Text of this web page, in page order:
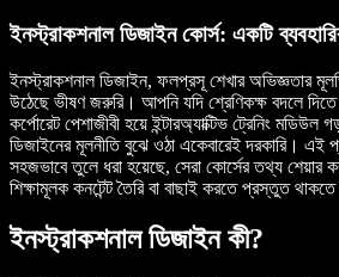
ইনস্ট্রাকশনাল ডিজাইন কোর্স: একটি
ইনস্ট্রাকশনাল ডিজাইন, ফলপ্রসূ শেখার অভিজ্ঞতার
উঠেছে ভীষণ জরুরি। আপনি যদি শ্রেণিকক্ষ বদলে
কর্পোরেট পেশাজীবী হয়ে ইন্টারঅ্যাক্টিভ ট্রেনিং মডিউল
ডিজাইনের মূলনীতি বুঝে ওঠা একেবারেই দরকারি। এই
সহজভাবে তুলে ধরা হয়েছে, সেরা কোর্সের তথ্য শেয়ার
শিক্ষামূলক কনটেন্ট তৈরি বা বাছাই করতে প্রস্তুত থাকতে
ইনস্ট্রাকশনাল ডিজাইন কী?